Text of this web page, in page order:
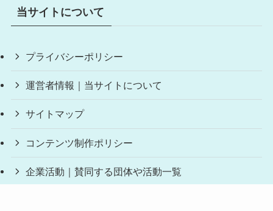
当サイトについて
プライバシーポリシー
運営者情報｜当サイトについて
サイトマップ
コンテンツ制作ポリシー
企業活動｜賛同する団体や活動一覧